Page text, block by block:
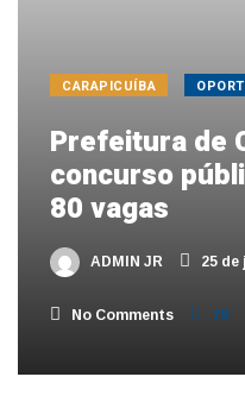
CARAPICUÍBA
Prefeitura de
concurso
80 vagas
ADMIN JR 25 de
No Comments 79